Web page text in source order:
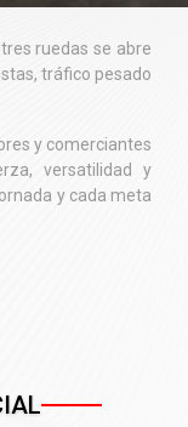
ruedas se abre
tráfico pesado
y comerciantes
versatilidad y
y cada meta